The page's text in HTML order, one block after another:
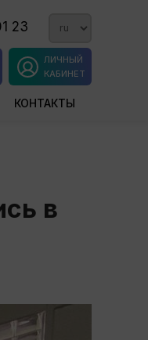
23
ЛИЧНЫЙ
КАБИНЕТ
КОНТАКТЫ
в